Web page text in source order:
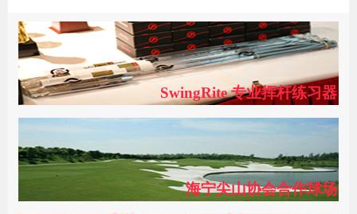
SwingRite 专业挥杆练习器
海宁尖山协会合作球场